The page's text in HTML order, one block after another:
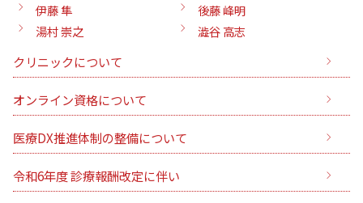
伊藤 隼
後藤 峰明
湯村 崇之
澁谷 高志
クリニックについて
オンライン資格について
医療DX推進体制の整備について
令和6年度 診療報酬改定に伴い